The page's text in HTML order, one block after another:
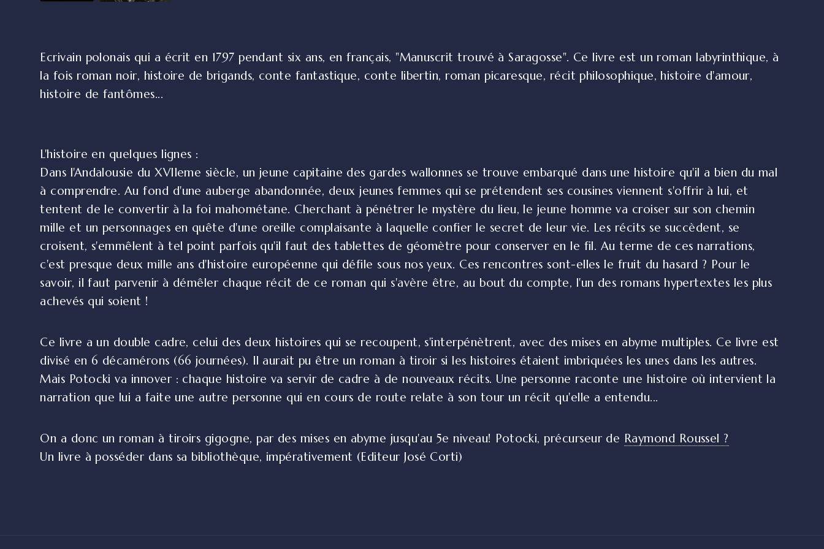
Ecrivain polonais qui a écrit en 1797 pendant six ans, en français, "Manuscrit trouvé à Saragosse". Ce livre est un roman labyrinthique, à
la fois roman noir, histoire de brigands, conte fantastique, conte libertin, roman picaresque, récit philosophique, histoire d'amour,
histoire de fantômes...
L'histoire en quelques lignes :
Dans l'Andalousie du XVIIeme siècle, un jeune capitaine des gardes wallonnes se trouve embarqué dans une histoire qu'il a bien du mal
à comprendre. Au fond d'une auberge abandonnée, deux jeunes femmes qui se prétendent ses cousines viennent s'offrir à lui, et
tentent de le convertir à la foi mahométane. Cherchant à pénétrer le mystère du lieu, le jeune homme va croiser sur son chemin
mille et un personnages en quête d'une oreille complaisante à laquelle confier le secret de leur vie. Les récits se succèdent, se
croisent, s'emmêlent à tel point parfois qu'il faut des tablettes de géomètre pour conserver en le fil. Au terme de ces narrations,
c'est presque deux mille ans d'histoire européenne qui défile sous nos yeux. Ces rencontres sont-elles le fruit du hasard ? Pour le
savoir, il faut parvenir à démêler chaque récit de ce roman qui s'avère être, au bout du compte, l'un des romans hypertextes les plus
achevés qui soient !
Ce livre a un double cadre, celui des deux histoires qui se recoupent, s'interpénètrent, avec des mises en abyme multiples. Ce livre est
divisé en 6 décamérons (66 journées). Il aurait pu être un roman à tiroir si les histoires étaient imbriquées les unes dans les autres.
Mais Potocki va innover : chaque histoire va servir de cadre à de nouveaux récits. Une personne raconte une histoire où intervient la
narration que lui a faite une autre personne qui en cours de route relate à son tour un récit qu'elle a entendu...
On a donc un roman à tiroirs gigogne, par des mises en abyme jusqu'au 5e niveau! Potocki, précurseur de Raymond Roussel ?
Un livre à posséder dans sa bibliothèque, impérativement (Editeur José Corti)